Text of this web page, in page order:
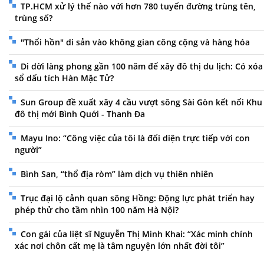
TP.HCM xử lý thế nào với hơn 780 tuyến đường trùng tên,
trùng số?
"Thổi hồn" di sản vào không gian công cộng và hàng hóa
Di dời làng phong gần 100 năm để xây đô thị du lịch: Có xóa
sổ dấu tích Hàn Mặc Tử?
Sun Group đề xuất xây 4 cầu vượt sông Sài Gòn kết nối Khu
đô thị mới Bình Quới - Thanh Đa
Mayu Ino: “Công việc của tôi là đối diện trực tiếp với con
người”
Bình San, “thổ địa ròm” làm dịch vụ thiên nhiên
Trục đại lộ cảnh quan sông Hồng: Động lực phát triển hay
phép thử cho tầm nhìn 100 năm Hà Nội?
Con gái của liệt sĩ Nguyễn Thị Minh Khai: “Xác minh chính
xác nơi chôn cất mẹ là tâm nguyện lớn nhất đời tôi”